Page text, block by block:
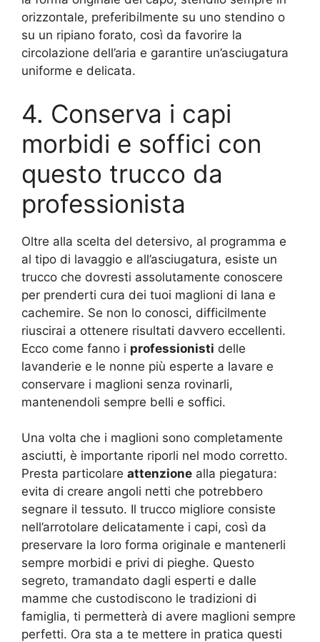
orizzontale, preferibilmente su uno stendino o
su un ripiano forato, così da favorire la
circolazione dell’aria e garantire un’asciugatura
uniforme e delicata.
4. Conserva i capi
morbidi e soffici con
questo trucco da
professionista
Oltre alla scelta del detersivo, al programma e
al tipo di lavaggio e all’asciugatura, esiste un
trucco che dovresti assolutamente conoscere
per prenderti cura dei tuoi maglioni di lana e
cachemire. Se non lo conosci, difficilmente
riuscirai a ottenere risultati davvero eccellenti.
Ecco come fanno i professionisti delle
lavanderie e le nonne più esperte a lavare e
conservare i maglioni senza rovinarli,
mantenendoli sempre belli e soffici.
Una volta che i maglioni sono completamente
asciutti, è importante riporli nel modo corretto.
Presta particolare attenzione alla piegatura:
evita di creare angoli netti che potrebbero
segnare il tessuto. Il trucco migliore consiste
nell’arrotolare delicatamente i capi, così da
preservare la loro forma originale e mantenerli
sempre morbidi e privi di pieghe. Questo
segreto, tramandato dagli esperti e dalle
mamme che custodiscono le tradizioni di
famiglia, ti permetterà di avere maglioni sempre
perfetti. Ora sta a te mettere in pratica questi